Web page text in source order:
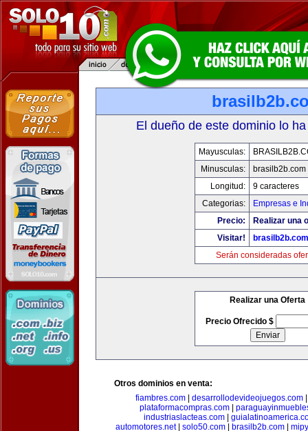
El dueño de este dominio lo
Mayusculas:
Minusculas:
brasilb2b.com
Longitud:
9 caracteres
Categorias:
Empresas e
Precio:
Realizar una
Visitar!
brasilb2b.com
Serán consideradas
Realizar una Oferta
Precio Ofrecido $
Otros dominios en venta:
fiambres.com| desarrollodevideojuegos.com
plataformacompras.com
industriaslacteas.com
automotores.net| solo50.com brasilb2b.com